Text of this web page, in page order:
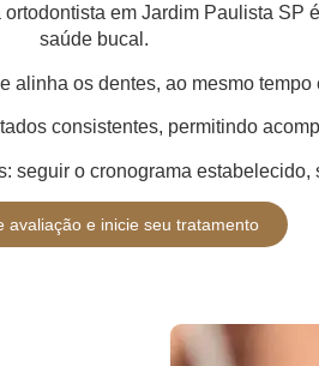
em Jardim Paulista SP
saúde bucal.
alinha os dentes, ao mesmo
consistentes, permitindo
seguir o cronograma
avaliação e inicie seu tratamento